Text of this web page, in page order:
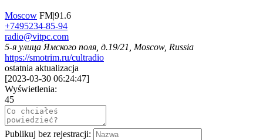
Moscow FM|91.6
+7495234-85-94
radio@vitpc.com
5-я улица Ямского поля, д.19/21, Moscow, Russia
https://smotrim.ru/cultradio
ostatnia aktualizacja
[2023-03-30 06:24:47]
Wyświetlenia:
45
Publikuj bez rejestracji: